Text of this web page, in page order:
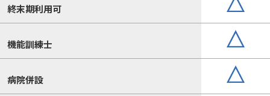
終末期利用可
機能訓練士
病院併設